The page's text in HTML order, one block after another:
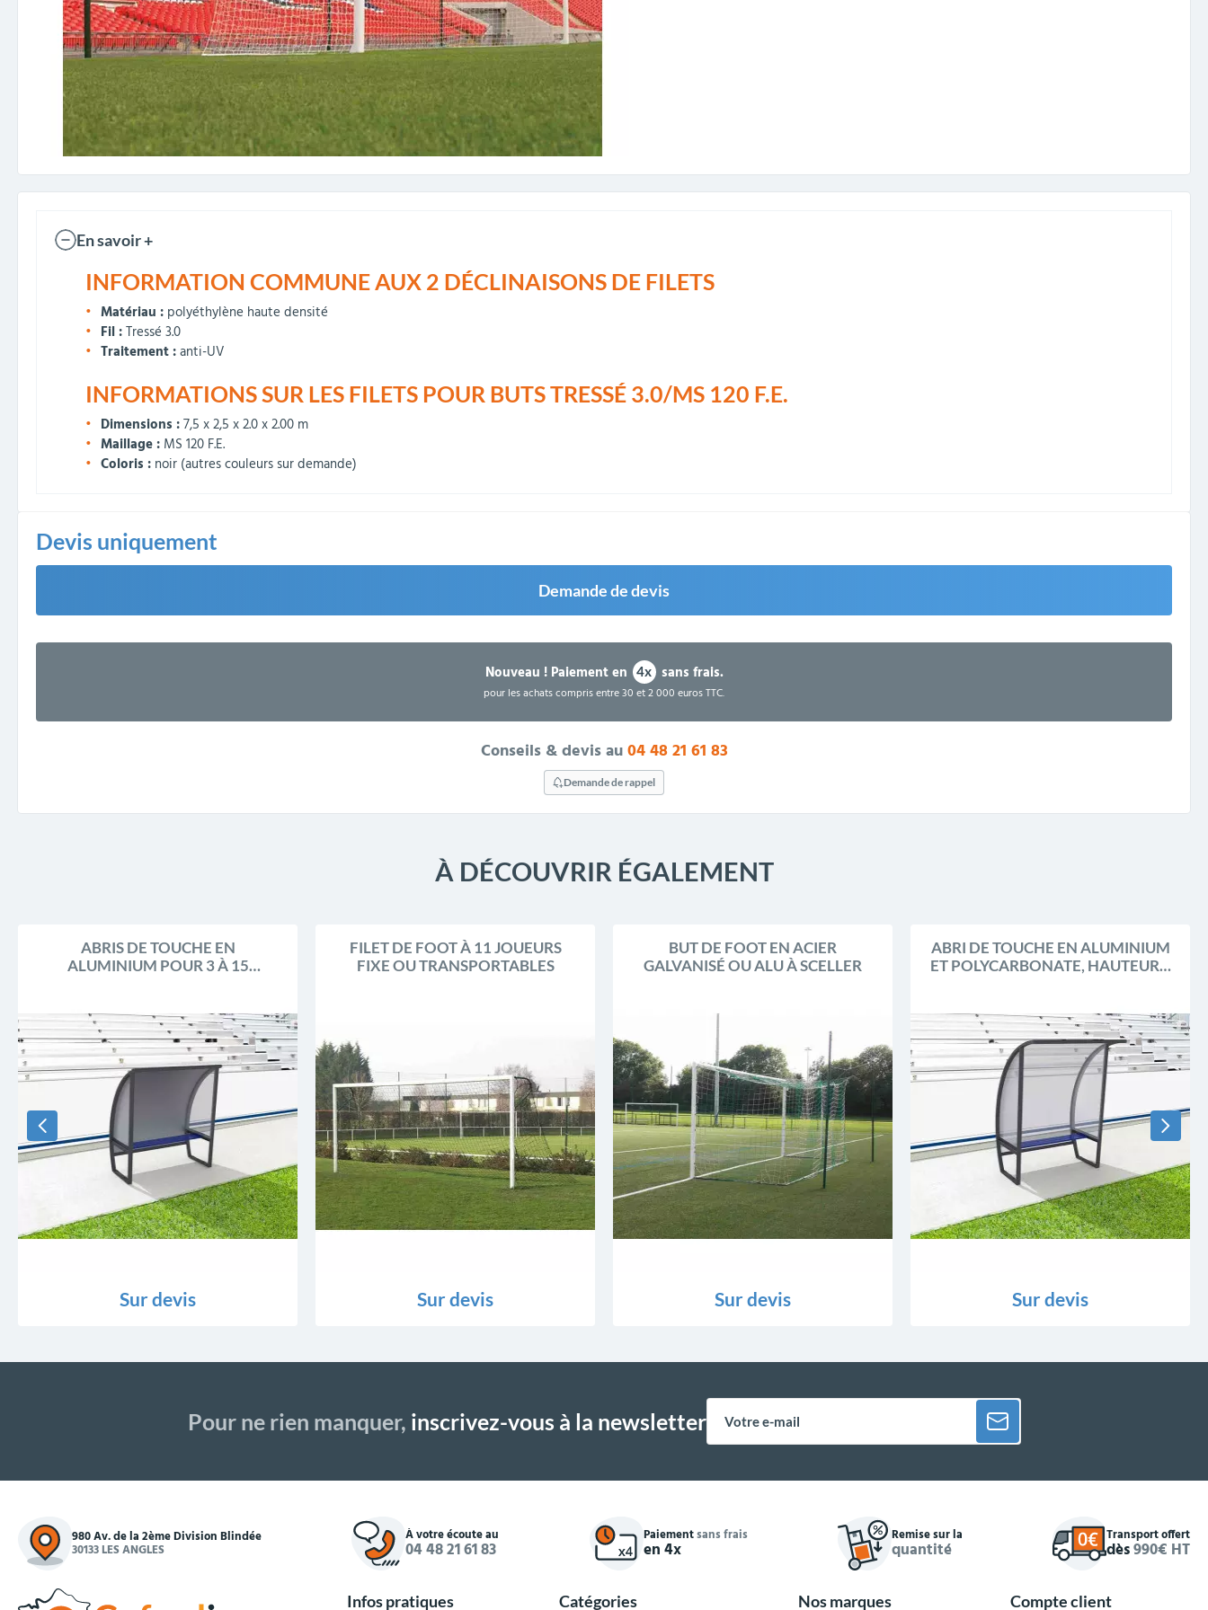
Devis uniquement
Demande de devis
Nouveau !Paiement en 4x sans frais.
pour les achats compris entre 30 et 2 000 euros TTC.
Conseils & devis au04 48 21 61 83
Demande de rappel
En savoir +
INFORMATION COMMUNE AUX 2 DÉCLINAISONS DE FILETS
Matériau : polyéthylène haute densité
Fil :Tressé 3.0
Traitement :anti-UV
INFORMATIONS SUR LES FILETS POUR BUTS TRESSÉ 3.0/MS 120 F.E.
Dimensions :7,5 x 2,5 x 2.0 x 2.00 m
Maillage : MS 120 F.E.
Coloris : noir (autres couleurs sur demande)
À DÉCOUVRIR ÉGALEMENT
ABRIS DE TOUCHE EN
ALUMINIUM POUR 3 À 15
Sur devis
FILET DE FOOT À 11 JOUEURS
FIXE OU TRANSPORTABLES
Sur devis
BUT DE FOOT EN ACIER
GALVANISÉ OU ALU À SCELLER
Sur devis
ABRI DE TOUCHE EN ALUMINIUM
ET POLYCARBONATE, HAUTEUR 2
Sur devis
Pour ne rien manquer, inscrivez-vous à la newsletter
980 Av. de la 2ème Division Blindée
30133 LES ANGLES
À votre écoute au
04 48 21 61 83
Paiementsans frais
en 4x
Remise sur la
quantité
Transport offert
dès990€ HT
Infos pratiques Catégories Nos marques Compte client